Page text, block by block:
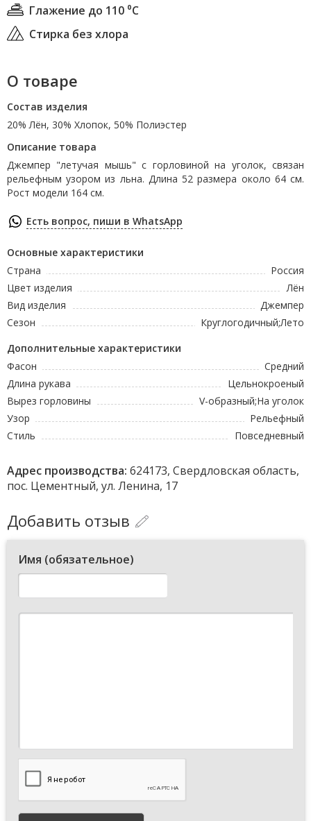
Глажение до 110 ⁰С
Стирка без хлора
О товаре
Основные характеристики
Страна
Россия
Цвет изделия
Лён
Вид изделия
Джемпер
Сезон
Круглогодичный;Лето
Дополнительные характеристики
Фасон
Средний
Длина рукава
Цельнокроеный
Вырез горловины
V-образный;На уголок
Узор
Рельефный
Стиль
Повседневный
Состав изделия
20% Лён, 30% Хлопок, 50% Полиэстер
Описание товара
Джемпер "летучая мышь" с горловиной на уголок, связан
рельефным узором из льна. Длина 52 размера около 64 см.
Рост модели 164 см.
Есть вопрос, пиши в WhatsApp
Адрес производства: 624173, Свердловская область,
пос. Цементный, ул. Ленина, 17
Добавить отзыв
Имя (обязательное)